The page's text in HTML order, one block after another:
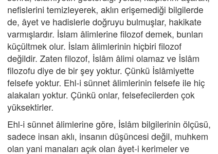
nefislerini temizleyerek, aklın erişemediği bilgilerde
de, âyet ve hadislerle doğruyu bulmuşlar, hakikate
varmışlardır. İslam âlimlerine filozof demek, bunları
küçültmek olur. İslam âlimlerinin hiçbiri filozof
değildir. Zaten filozof, İslâm âlimi olamaz ve İslâm
filozofu diye de bir şey yoktur. Çünkü İslâmiyette
felsefe yoktur. Ehl-i sünnet âlimlerinin felsefe ile hiç
alakaları yoktur. Çünkü onlar, felsefecilerden çok
yüksektirler.
Ehl-i sünnet âlimlerine göre, İslâm bilgilerinin ölçüsü,
sadece insan aklı, insanın düşüncesi değil, muhkem
olan yani manaları açık olan âyet-i kerimeler ve